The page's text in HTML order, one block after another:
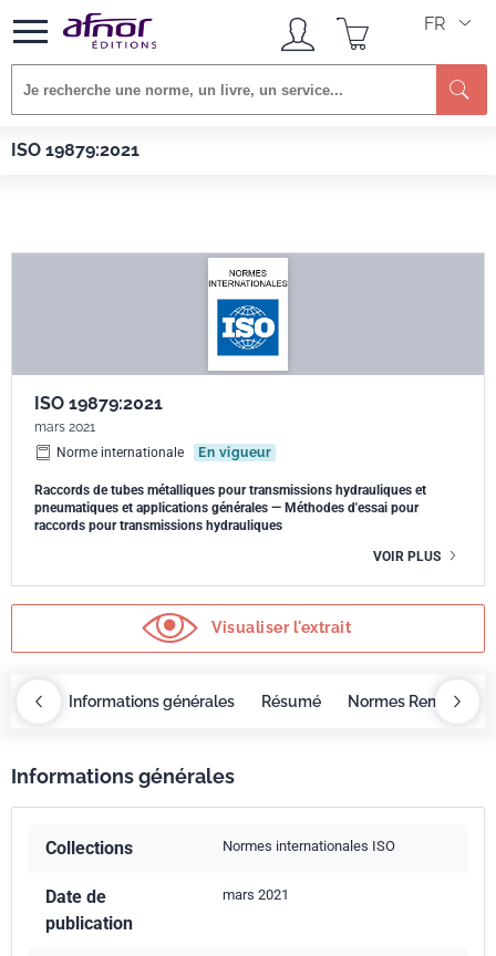
FR
ISO 19879:2021
Afnor EDITIONS Normes
ISO 19879:2021
mars 2021
Norme internationale
En vigueur
Raccords de tubes métalliques pour transmissions hydrauliques et
pneumatiques et applications générales — Méthodes d'essai pour
raccords pour transmissions hydrauliques
VOIR PLUS
Visualiser l'extrait
Informations générales Résumé Normes
Informations générales
Collections Normes internationales ISO
Date de
publication
mars 2021